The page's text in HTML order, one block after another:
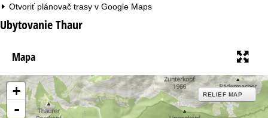
Otvoriť plánovač trasy v Google Maps
Ubytovanie Thaur
Mapa
+
-
RELIEF MAP